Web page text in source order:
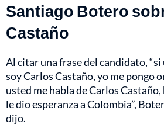
Santiago Botero
Castaño
Al citar una frase del candidato,
soy Carlos Castaño, yo me pongo
usted me habla de Carlos
le dio esperanza a Colombia”,
dijo.